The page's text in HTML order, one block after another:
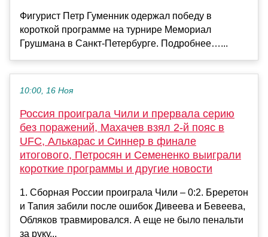
Фигурист Петр Гуменник одержал победу в
короткой программе на турнире Мемориал
Грушмана в Санкт‑Петербурге. Подробнее…...
10:00, 16 Ноя
Россия проиграла Чили и прервала серию
без поражений, Махачев взял 2-й пояс в
UFC, Алькарас и Синнер в финале
итогового, Петросян и Семененко выиграли
короткие программы и другие новости
1. Сборная России проиграла Чили – 0:2. Бреретон
и Тапия забили после ошибок Дивеева и Бевеева,
Обляков травмировался. А еще не было пенальти
за руку...